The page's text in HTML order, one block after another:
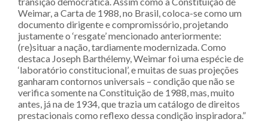
Weimar, a Carta de 1988, no Brasil, coloca-se como um
documento dirigente e compromissório, projetando
justamente o ‘resgate’ mencionado anteriormente:
(re)situar a nação, tardiamente modernizada. Como
destaca Joseph Barthélemy, Weimar foi uma espécie de
‘laboratório constitucional’, e muitas de suas projeções
ganharam contornos universais – condição que não se
verifica somente na Constituição de 1988, mas, muito
antes, já na de 1934, que trazia um catálogo de direitos
prestacionais como reflexo dessa condição inspiradora.”